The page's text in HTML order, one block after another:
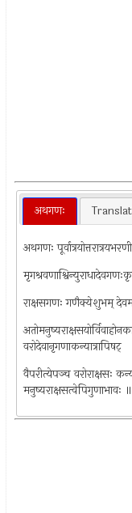
अथगणः
अथगणः
राक्षसगणः गणैक्येशुभम्
वरोदेवानृगणाकन्यात्रापिषट्‌
वैपरीत्येपञ्च वरोराक्षसः
मनुष्यराक्षसत्वेपिगुणाभावः ॥